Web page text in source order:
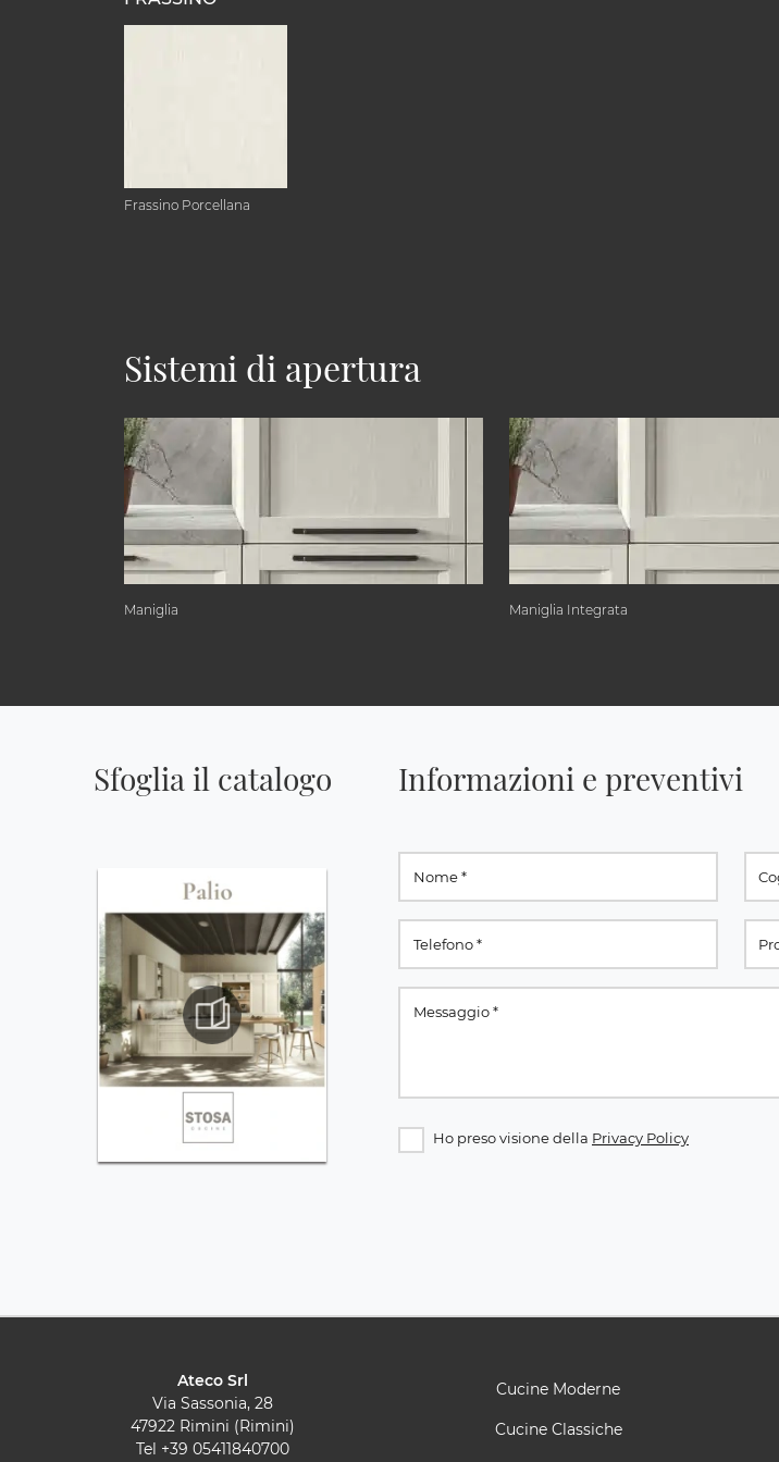
Frassino Porcellana
Sistemi di apertura
Maniglia Maniglia Integrata
Sfoglia il catalogo Informazioni e preventivi
Ho preso visione della Privacy Policy
Ateco Srl
Via Sassonia, 28
47922 Rimini (Rimini)
Tel +39 05411840700
Cucine Moderne
Cucine Classiche